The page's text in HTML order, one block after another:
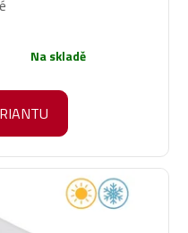
Na skladě